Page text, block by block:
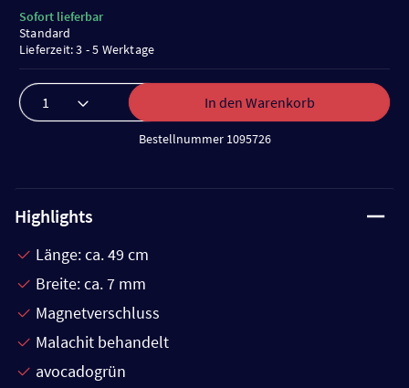
In den Warenkorb
Bestellnummer 1095726
Sofort lieferbar
Standard
Lieferzeit: 3 - 5 Werktage
Highlights
Länge: ca. 49 cm
Breite: ca. 7 mm
Magnetverschluss
Malachit behandelt
avocadogrün